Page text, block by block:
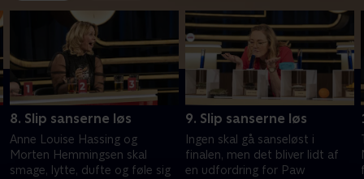
8. Slip sanserne løs
Anne Louise Hassing og
Morten Hemmingsen skal
smage, lytte, dufte og føle sig
9. Slip sanserne løs
Ingen skal gå sanseløst i
finalen, men det bliver lidt af
en udfordring for Paw